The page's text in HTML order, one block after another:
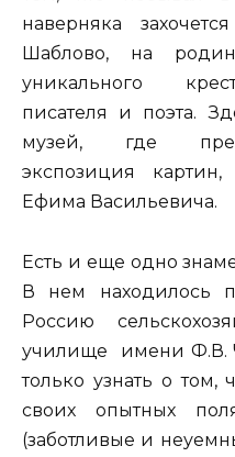
наверняка
Шаблово, на
уникального
писателя и поэта.
музей, где
экспозиция
Ефима Васильевича.
Есть и еще одно
В нем находилось
Россию
училище имени Ф.В.
только узнать о
своих опытных
(заботливые и